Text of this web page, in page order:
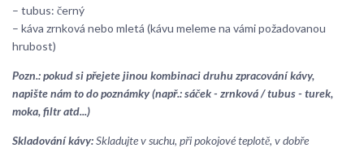
– tubus: černý
– káva zrnková nebo mletá (kávu meleme na vámi požadovanou
hrubost)
Pozn.: pokud si přejete jinou kombinaci druhu zpracování kávy,
napište nám to do poznámky (např.: sáček - zrnková / tubus - turek,
moka, filtr atd...)
Skladování kávy:Skladujte v suchu, při pokojové teplotě, v dobře